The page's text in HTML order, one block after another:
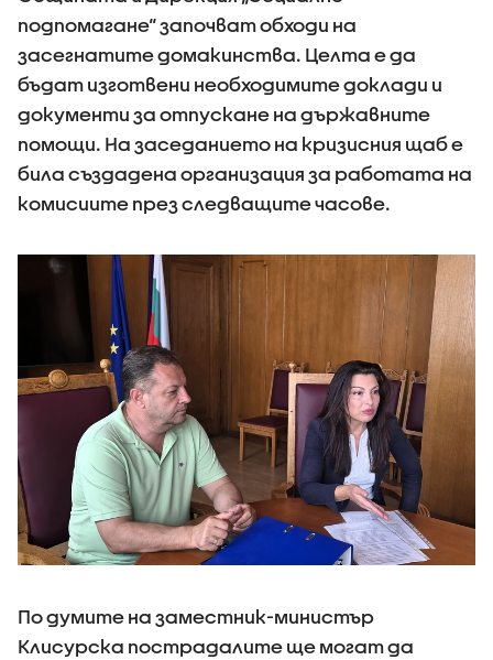
подпомагане“ започват обходи на
засегнатите домакинства. Целта е да
бъдат изготвени необходимите доклади и
документи за отпускане на държавните
помощи. На заседанието на кризисния щаб е
била създадена организация за работата на
комисиите през следващите часове.
По думите на заместник-министър
Клисурска пострадалите ще могат да